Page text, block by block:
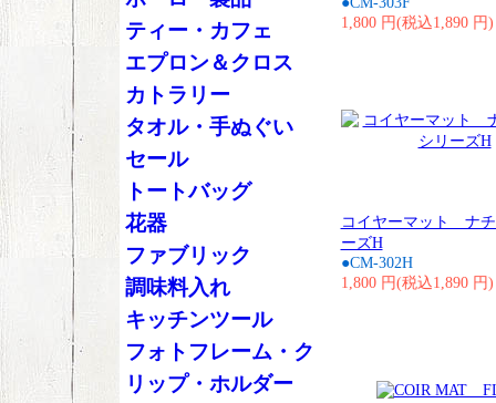
1,800 円(税込1,890 円)
コイヤーマット ナ
ーズH
●CM-302H
1,800 円(税込1,890 円)
ティー・カフェ
エプロン＆クロス
カトラリー
タオル・手ぬぐい
セール
トートバッグ
花器
ファブリック
調味料入れ
キッチンツール
フォトフレーム・ク
リップ・ホルダー